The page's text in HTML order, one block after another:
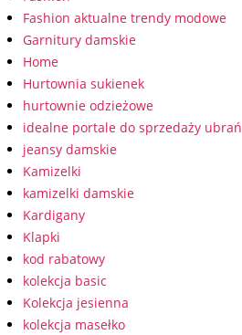
Fashion aktualne trendy modowe
Garnitury damskie
Home
Hurtownia sukienek
hurtownie odzieżowe
idealne portale do sprzedaży ubrań
jeansy damskie
Kamizelki
kamizelki damskie
Kardigany
Klapki
kod rabatowy
kolekcja basic
Kolekcja jesienna
kolekcja masełko